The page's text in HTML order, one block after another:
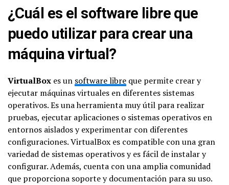
¿Cuál es el software libre que
puedo utilizar para crear una
máquina virtual?
VirtualBox es un software libre que permite crear y
ejecutar máquinas virtuales en diferentes sistemas
operativos. Es una herramienta muy útil para realizar
pruebas, ejecutar aplicaciones o sistemas operativos en
entornos aislados y experimentar con diferentes
configuraciones. VirtualBox es compatible con una gran
variedad de sistemas operativos y es fácil de instalar y
configurar. Además, cuenta con una amplia comunidad
que proporciona soporte y documentación para su uso.